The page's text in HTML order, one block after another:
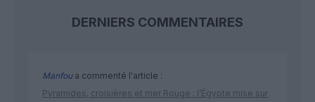
DERNIERS COMMENTAIRES
Manfoua commenté l'article :
Pyramides, croisières et mer Rouge : l’Égypte mise sur